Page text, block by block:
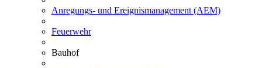
Anregungs- und Ereignismanagement (AEM)
Feuerwehr
Bauhof